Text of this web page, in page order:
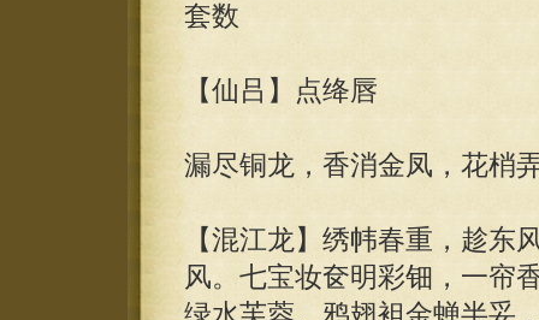
套数
【仙吕】点绛唇
漏尽铜龙，香消金凤，花梢
【混江龙】绣帏春重，趁东
风。七宝妆奁明彩钿，一帘